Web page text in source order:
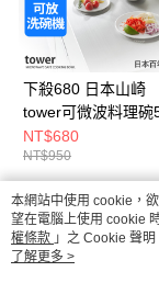
下殺680 日本山崎
tower可微波料理碗5
組(白)/料理碗/沙拉
廚房用品
NT$680
NT$950
熱門標籤
本網站中使用 cookie，
望在電腦上使用 cookie
權條款 」之 Cookie 聲
用條款之 Cookie 聲明使
了解更多 >